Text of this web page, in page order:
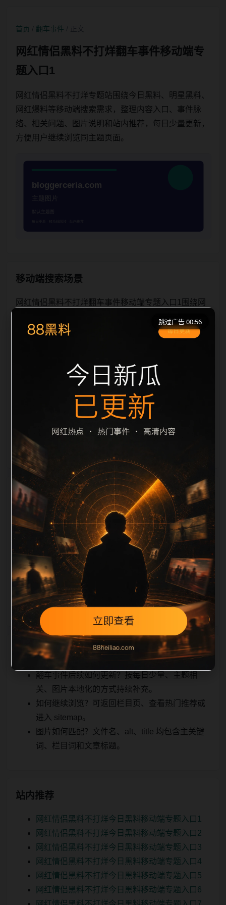
首页 翻车事件
网红情侣黑料不打烊翻车事件移动端专
题入口1
网红情侣黑料不打烊专题站围绕今日黑料、明星黑料、
网红爆料等移动端搜索需求，整理内容入口、事件脉
络、相关问题、图片说明和站内推荐，每日少量更新，
方便用户继续浏览同主题页面。
移动端搜索场景
网红情侣黑料不打烊翻车事件移动端专题入口1围绕网
览习惯整理标题、描述、图片和站内推荐。用户进入页
览。本页强调内容归集和主题一致性，避免无关关键词
堆砌，也避免多个站点同步发布完全相同的标题。图片
说明、文件名、alt 和 title 均围绕主关键词、栏目词和
文章标题生成，便于搜索引擎理解页面主题。后续采集
时将继续执行远程图片本地化、坏图默认图兜底、标题
重复过滤和 descrip
栏目内容归集
tion 长度检查。栏目内容按每日少量新增的方式持续扩
展，每篇保留相关问题、站内推荐和清晰的层级路径，
减少用户反复返回搜索页。第31篇作为本栏目的初始建
设内容，主要用于补齐栏目深度、稳定内链结构，并为
后续专题聚合提供可点击入口。如果后续发现页面缺
图、标题过短、描述为空或正文不足，将进入每日
SEO 检查清单自动修正。
相关问题
翻车事件后续如何更新？按每日少量、主题相
关、图片本地化的方式持续补充。
如何继续浏览？可返回栏目页、查看热门推荐或
进入 sitemap。
图片如何匹配？文件名、alt、title 均包含主关键
词、栏目词和文章标题。
站内推荐
网红情侣黑料不打烊今日黑料移动端专题入口1
网红情侣黑料不打烊今日黑料移动端专题入口2
网红情侣黑料不打烊今日黑料移动端专题入口3
网红情侣黑料不打烊今日黑料移动端专题入口4
网红情侣黑料不打烊今日黑料移动端专题入口5
网红情侣黑料不打烊今日黑料移动端专题入口6
跳过广告 00:56